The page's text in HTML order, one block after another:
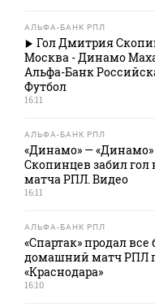
АЛЬФА-БАНК РПЛ
Гол Дмитрия
Москва - Динамо
Альфа-Банк
Футбол
16:11
АЛЬФА-БАНК РПЛ
«Динамо» —
Скопинцев забил гол
матча РПЛ. Видео
16:11
АЛЬФА-БАНК РПЛ
«Спартак» продал
домашний матч РПЛ
«Краснодара»
16:10